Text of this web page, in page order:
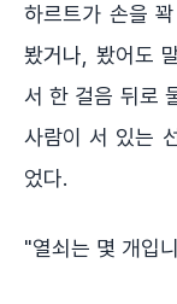
하르트가 손을
봤거나, 봤어도
서 한 걸음 뒤로
사람이 서 있는
었다.
"열쇠는 몇 개입